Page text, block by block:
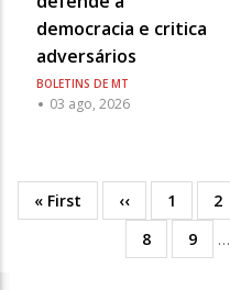
democracia e critica
adversários
BOLETINS DE MT
03 ago, 2026
Paginação
Primeira
página
« First
Página
anterior
‹‹ Página
1 2
Página
8 Página
9 …